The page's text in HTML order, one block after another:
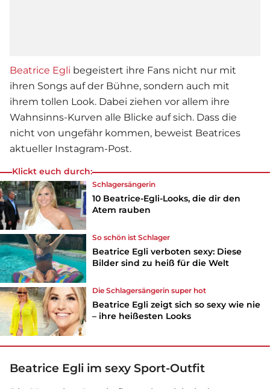
Beatrice Egli begeistert ihre Fans nicht nur mit
ihren Songs auf der Bühne, sondern auch mit
ihrem tollen Look. Dabei ziehen vor allem ihre
Wahnsinns-Kurven alle Blicke auf sich. Dass die
nicht von ungefähr kommen, beweist Beatrices
aktueller Instagram-Post.
Klickt euch durch:
Schlagersängerin
10 Beatrice-Egli-Looks, die dir den
Atem rauben
So schön ist Schlager
Beatrice Egli verboten sexy: Diese
Bilder sind zu heiß für die Welt
Die Schlagersängerin super hot
Beatrice Egli zeigt sich so sexy wie nie
– ihre heißesten Looks
Beatrice Egli im sexy Sport-Outfit